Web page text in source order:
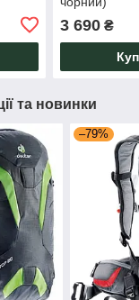
3 690₴
та новинки
–79%